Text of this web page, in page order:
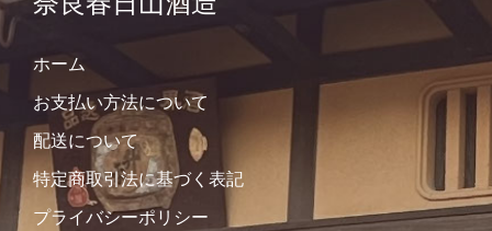
ホーム
お支払い方法について
配送について
特定商取引法に基づく表記
プライバシーポリシー